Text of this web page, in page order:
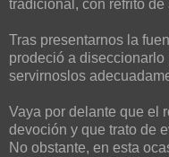
tradicional, con refrito de
Tras presentarnos la
prodeció a
servirnoslos
Vaya por delante que el
devoción y que trato de
No obstante, en esta